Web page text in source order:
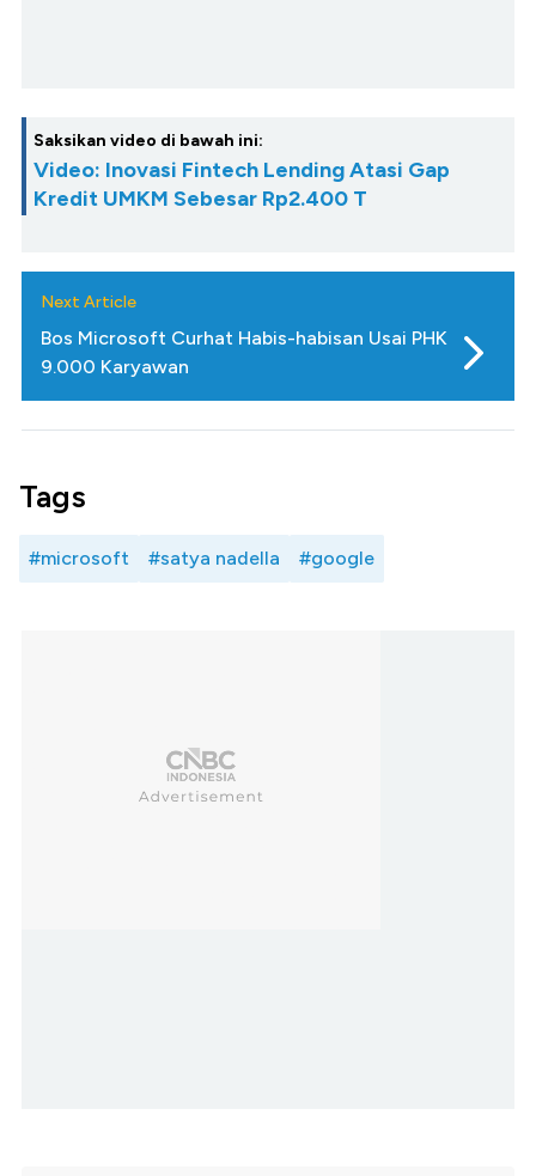
Saksikan video di bawah ini:
Video: Inovasi Fintech Lending Atasi Gap
Kredit UMKM Sebesar Rp2.400 T
Next Article
Bos Microsoft Curhat Habis-habisan Usai PHK
9.000 Karyawan
Tags
#microsoft #satya nadella #google